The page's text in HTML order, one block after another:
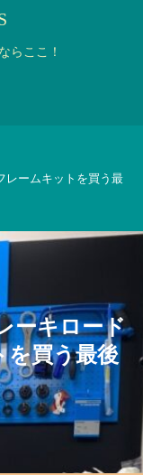
らここ！
レームキットを買う最
ーキロード
を買う最後